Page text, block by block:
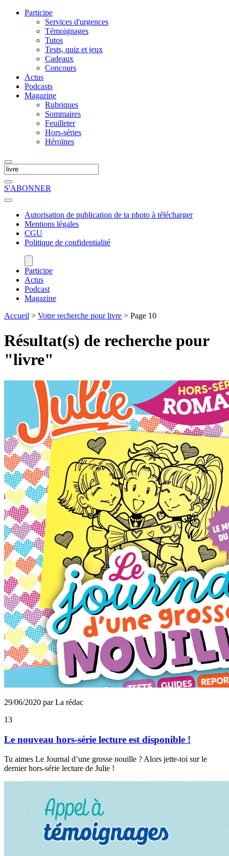
Participe
Services d'urgences
Témoignages
Tutos
Tests, quiz et jeux
Cadeaux
Concours
Actus
Podcasts
Magazine
Rubriques
Sommaires
Feuilleter
Hors-séries
Héroïnes
S'ABONNER
Autorisation de publication de ta photo à télécharger
Mentions légales
CGU
Politique de confidentialité
Participe
Actus
Podcast
Magazine
Accueil > Votre recherche pour livre > Page 10
Résultat(s) de recherche pour
"livre"
29/06/2020 par La rédac
13
Le nouveau hors-série lecture est disponible !
Tu aimes Le Journal d’une grosse nouille ? Alors jette-toi sur le
dernier hors-série lecture de Julie !